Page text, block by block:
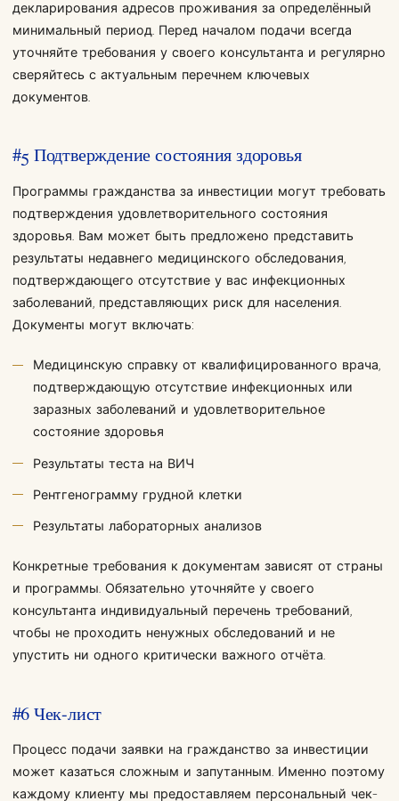
декларирования адресов проживания за определённый
минимальный период. Перед началом подачи всегда
уточняйте требования у своего консультанта и регулярно
сверяйтесь с актуальным перечнем ключевых
документов.
#5 Подтверждение состояния здоровья
Программы гражданства за инвестиции могут требовать
подтверждения удовлетворительного состояния
здоровья. Вам может быть предложено представить
результаты недавнего медицинского обследования,
подтверждающего отсутствие у вас инфекционных
заболеваний, представляющих риск для населения.
Документы могут включать:
Медицинскую справку от квалифицированного врача,
подтверждающую отсутствие инфекционных или
заразных заболеваний и удовлетворительное
состояние здоровья
Результаты теста на ВИЧ
Рентгенограмму грудной клетки
Результаты лабораторных анализов
Конкретные требования к документам зависят от страны
и программы. Обязательно уточняйте у своего
консультанта индивидуальный перечень требований,
чтобы не проходить ненужных обследований и не
упустить ни одного критически важного отчёта.
#6 Чек-лист
Процесс подачи заявки на гражданство за инвестиции
может казаться сложным и запутанным. Именно поэтому
каждому клиенту мы предоставляем персональный чек-